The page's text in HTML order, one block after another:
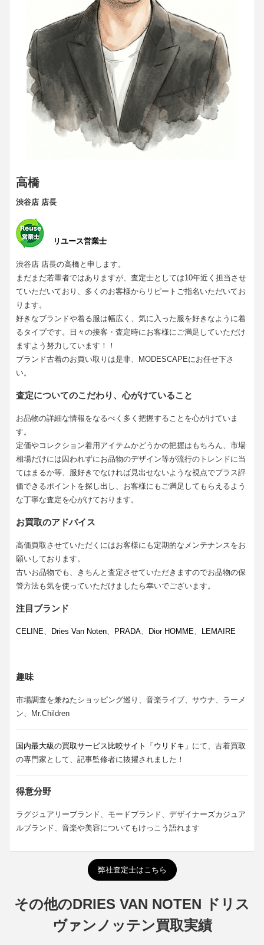
高橋
渋谷店 店長
リユース営業士
渋谷店 店長の高橋と申します。
まだまだ若輩者ではありますが、査定士としては10年近く担当させ
ていただいており、多くのお客様からリピートご指名いただいてお
ります。
好きなブランドや着る服は幅広く、気に入った服を好きなように着
るタイプです。日々の接客・査定時にお客様にご満足していただけ
ますよう努力しています！！
ブランド古着のお買い取りは是非、MODESCAPEにお任せ下さ
い。
査定についてのこだわり、心がけていること
お品物の詳細な情報をなるべく多く把握することを心がけていま
す。
定価やコレクション着用アイテムかどうかの把握はもちろん、市場
相場だけには囚われずにお品物のデザイン等が流行のトレンドに当
てはまるか等、服好きでなければ見出せないような視点でプラス評
価できるポイントを探し出し、お客様にもご満足してもらえるよう
な丁寧な査定を心がけております。
お買取のアドバイス
高価買取させていただくにはお客様にも定期的なメンテナンスをお
願いしております。
古いお品物でも、きちんと査定させていただきますのでお品物の保
管方法も気を使っていただけましたら幸いでございます。
注目ブランド
CELINE、 Dries Van Noten、 PRADA、 Dior HOMME、 LEMAIRE
趣味
市場調査を兼ねたショッピング巡り、音楽ライブ、サウナ、ラーメ
ン、Mr.Children
国内最大級の買取サービス比較サイト「ウリドキ」 にて、古着買取
の専門家として、記事監修者に抜擢されました！
得意分野
ラグジュアリーブランド、モードブランド、デザイナーズカジュア
ルブランド、音楽や美容についてもけっこう語れます
弊社査定士はこちら
その他のDRIES VAN NOTEN ドリス
ヴァンノッテン買取実績